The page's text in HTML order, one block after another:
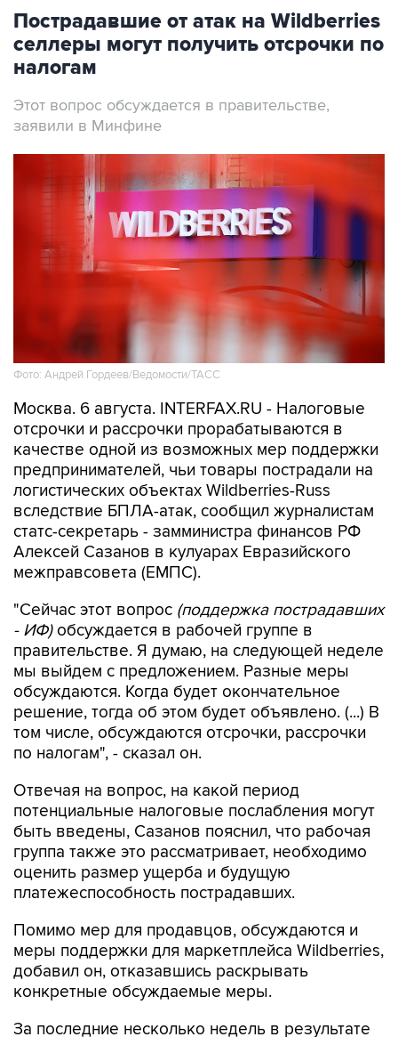
Пострадавшие от атак на Wildberries
селлеры могут получить отсрочки по
налогам
Этот вопрос обсуждается в правительстве,
заявили в Минфине
Фото: Андрей Гордеев/Ведомости/ТАСС
Москва. 6 августа. INTERFAX.RU - Налоговые
отсрочки и рассрочки прорабатываются в
качестве одной из возможных мер поддержки
предпринимателей, чьи товары пострадали на
логистических объектах Wildberries-Russ
вследствие БПЛА-атак, сообщил журналистам
статс-секретарь - замминистра финансов РФ
Алексей Сазанов в кулуарах Евразийского
межправсовета (ЕМПС).
"Сейчас этот вопрос (поддержка пострадавших
- ИФ)обсуждается в рабочей группе в
правительстве. Я думаю, на следующей неделе
мы выйдем с предложением. Разные меры
обсуждаются. Когда будет окончательное
решение, тогда об этом будет объявлено. (...) В
том числе, обсуждаются отсрочки, рассрочки
по налогам", - сказал он.
Отвечая на вопрос, на какой период
потенциальные налоговые послабления могут
быть введены, Сазанов пояснил, что рабочая
группа также это рассматривает, необходимо
оценить размер ущерба и будущую
платежеспособность пострадавших.
Помимо мер для продавцов, обсуждаются и
меры поддержки для маркетплейса Wildberries,
добавил он, отказавшись раскрывать
конкретные обсуждаемые меры.
За последние несколько недель в результате